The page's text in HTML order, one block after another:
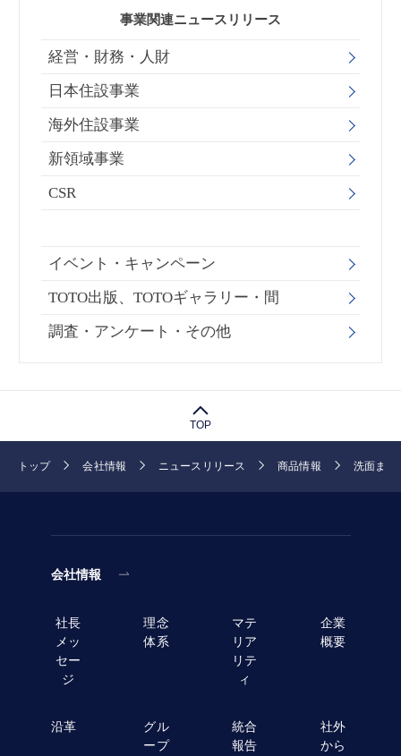
事業関連ニュースリリース
経営・財務・人財
日本住設事業
海外住設事業
新領域事業
CSR
イベント・キャンペーン
TOTO出版、TOTOギャラリー・間
調査・アンケート・その他
TOP
トップ 会社情報 ニュースリリース 商品情報 洗面まわ
会社情報
社長
メッ
セー
ジ
理念
体系
マテ
リア
リテ
ィ
企業
概要
沿革
グル
ープ
統合
報告
社外
から